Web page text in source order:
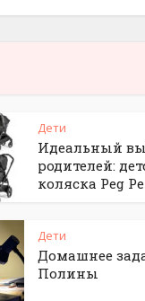
Дети
Идеальный
родителей:
коляска Peg
Дети
Домашнее
Полины